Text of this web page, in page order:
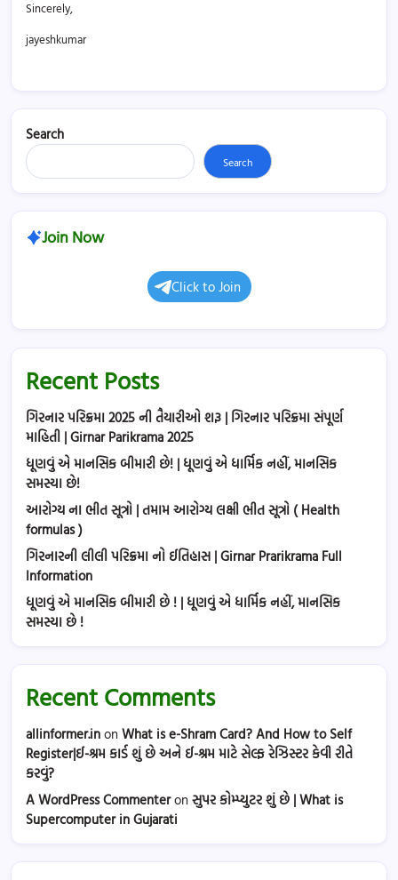
Sincerely,
jayeshkumar
Search
Search
Join Now
Click to Join
Recent Posts
ગિરનાર પરિક્રમા 2025 ની તૈયારીઓ શરૂ | ગિરનાર પરિક્રમા સંપૂર્ણ
માહિતી | Girnar Parikrama 2025
ધૂણવું એ માનસિક બીમારી છે! | ધૂણવું એ ધાર્મિક નહીં, માનસિક
સમસ્યા છે!
આરોગ્ય ના ભીત સૂત્રો | તમામ આરોગ્ય લક્ષી ભીત સૂત્રો ( Health
formulas )
ગિરનારની લીલી પરિક્રમા નો ઈતિહાસ | Girnar Prarikrama Full
Information
ધૂણવું એ માનસિક બીમારી છે ! | ધૂણવું એ ધાર્મિક નહીં, માનસિક
સમસ્યા છે !
Recent Comments
allinformer.inon What is e-Shram Card? And How to Self
Register|ઈ-શ્રમ કાર્ડ શું છે અને ઈ-શ્રમ માટે સેલ્ફ રેઝિસ્ટર કેવી રીતે
કરવું?
A WordPress Commenteron સુપર કોમ્પ્યુટર શું છે | What is
Supercomputer in Gujarati